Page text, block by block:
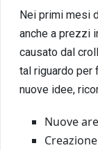
Nei primi mesi
anche a prezzi
causato dal
tal riguardo per
nuove idee,
Nuove